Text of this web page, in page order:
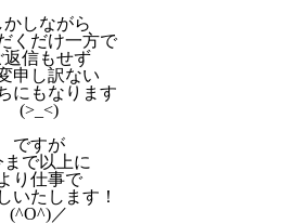
かしながら
くだけ一方で
返信もせず
申し訳ない
にもなります
(>_<)
ですが
まで以上に
り仕事で
いたします！
(^O^)／